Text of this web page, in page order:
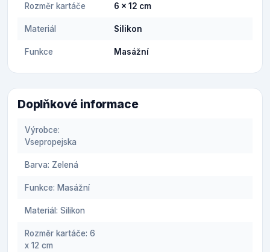
Rozměr kartáče 6 x 12 cm
Materiál Silikon
Funkce Masážní
Doplňkové informace
Výrobce:
Vsepropejska
Barva: Zelená
Funkce: Masážní
Materiál: Silikon
Rozměr kartáče: 6
x 12 cm